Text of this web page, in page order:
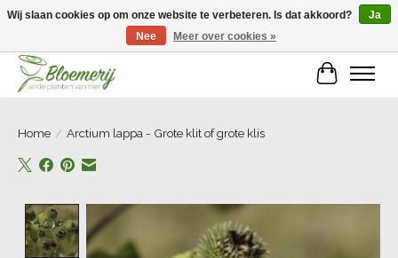
Home / Arctium lappa - Grote klit of grote klis
Product image slideshow Items
Wij slaan cookies op om onze website te verbeteren. Is dat akkoord?
Ja
Nee
Meer over cookies »